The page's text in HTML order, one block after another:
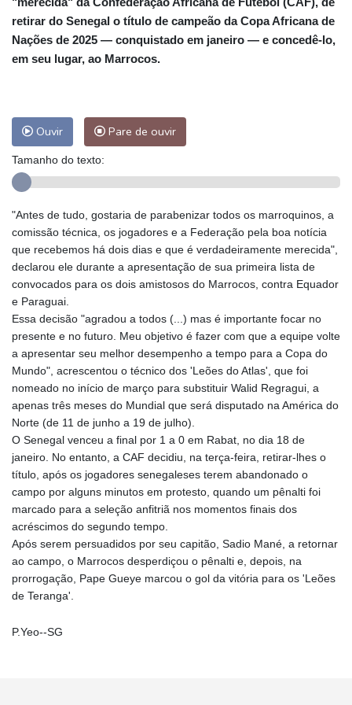
retirar do Senegal o título de campeão da Copa Africana de
Nações de 2025 — conquistado em janeiro — e concedê-lo,
em seu lugar, ao Marrocos.
Ouvir Pare de ouvir
Tamanho do texto:
"Antes de tudo, gostaria de parabenizar todos os marroquinos, a
comissão técnica, os jogadores e a Federação pela boa notícia
que recebemos há dois dias e que é verdadeiramente merecida",
declarou ele durante a apresentação de sua primeira lista de
convocados para os dois amistosos do Marrocos, contra Equador
e Paraguai.
Essa decisão "agradou a todos (...) mas é importante focar no
presente e no futuro. Meu objetivo é fazer com que a equipe volte
a apresentar seu melhor desempenho a tempo para a Copa do
Mundo", acrescentou o técnico dos 'Leões do Atlas', que foi
nomeado no início de março para substituir Walid Regragui, a
apenas três meses do Mundial que será disputado na América do
Norte (de 11 de junho a 19 de julho).
O Senegal venceu a final por 1 a 0 em Rabat, no dia 18 de
janeiro. No entanto, a CAF decidiu, na terça-feira, retirar-lhes o
título, após os jogadores senegaleses terem abandonado o
campo por alguns minutos em protesto, quando um pênalti foi
marcado para a seleção anfitriã nos momentos finais dos
acréscimos do segundo tempo.
Após serem persuadidos por seu capitão, Sadio Mané, a retornar
ao campo, o Marrocos desperdiçou o pênalti e, depois, na
prorrogação, Pape Gueye marcou o gol da vitória para os 'Leões
de Teranga'.
P.Yeo--SG